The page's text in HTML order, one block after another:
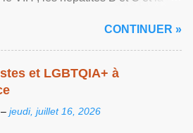
CONTINUER »
et LGBTQIA+ à
jeudi, juillet 16, 2026